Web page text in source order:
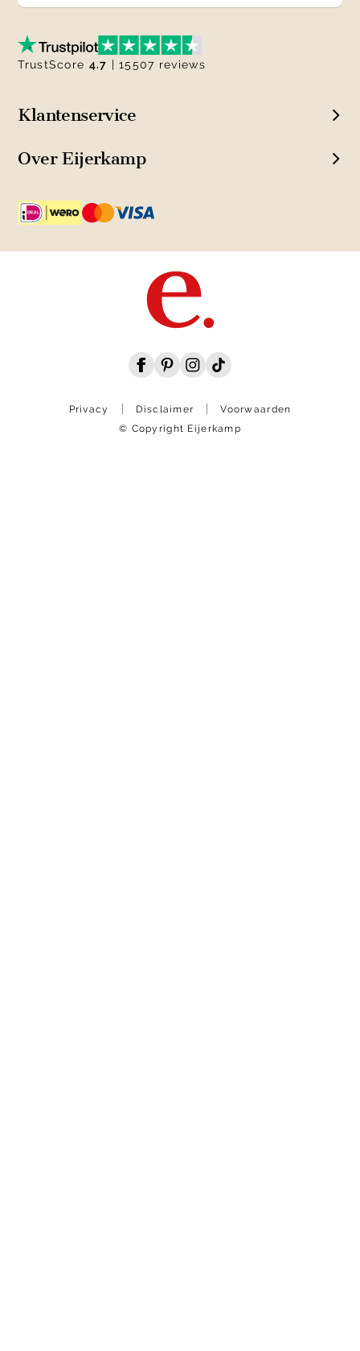
Klantenservice
Over Eijerkamp
TrustScore 4.7 | 15507 reviews
Privacy Disclaimer
Voorwaarden
© Copyright Eijerkamp